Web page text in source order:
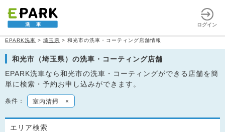
ログイン
EPARK洗車 > 埼玉県 > 和光市の洗車・コーティング店舗情報
和光市（埼玉県）の洗車・コーティング店舗
EPARK洗車なら和光市の洗車・コーティングができる店舗を簡
単に検索・予約お申し込みができます。
条件： 室内清掃 ×
エリア検索